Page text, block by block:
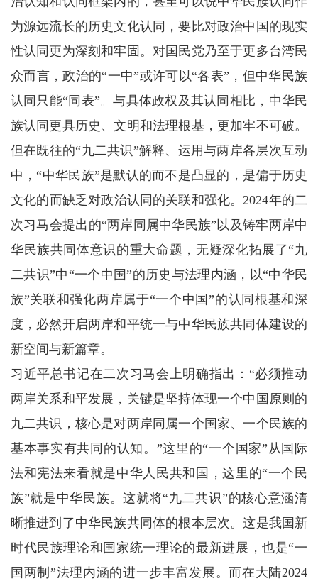
为源远流长的历史文化认同，要比对政治中国的现实
性认同更为深刻和牢固。对国民党乃至于更多台湾民
众而言，政治的“一中”或许可以“各表”，但中华民族
认同只能“同表”。与具体政权及其认同相比，中华民
族认同更具历史、文明和法理根基，更加牢不可破。
但在既往的“九二共识”解释、运用与两岸各层次互动
中，“中华民族”是默认的而不是凸显的，是偏于历史
文化的而缺乏对政治认同的关联和强化。2024年的二
次习马会提出的“两岸同属中华民族”以及铸牢两岸中
华民族共同体意识的重大命题，无疑深化拓展了“九
二共识”中“一个中国”的历史与法理内涵，以“中华民
族”关联和强化两岸属于“一个中国”的认同根基和深
度，必然开启两岸和平统一与中华民族共同体建设的
新空间与新篇章。
习近平总书记在二次习马会上明确指出：“必须推动
两岸关系和平发展，关键是坚持体现一个中国原则的
九二共识，核心是对两岸同属一个国家、一个民族的
基本事实有共同的认知。”这里的“一个国家”从国际
法和宪法来看就是中华人民共和国，这里的“一个民
族”就是中华民族。这就将“九二共识”的核心意涵清
晰推进到了中华民族共同体的根本层次。这是我国新
时代民族理论和国家统一理论的最新进展，也是“一
国两制”法理内涵的进一步丰富发展。而在大陆2024